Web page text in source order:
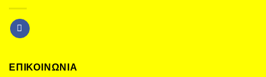
ΕΠΙΚΟΙΝΩΝΙΑ